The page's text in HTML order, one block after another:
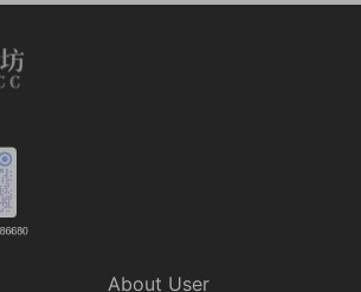
About User